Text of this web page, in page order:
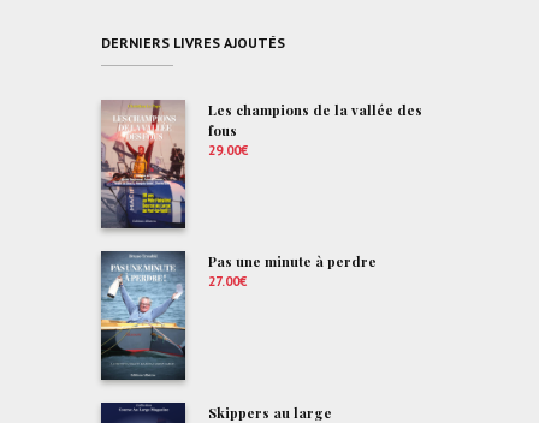
DERNIERS LIVRES AJOUTÉS
Les champions de la vallée des
fous
29.00€
Pas une minute à perdre
27.00€
Skippers au large